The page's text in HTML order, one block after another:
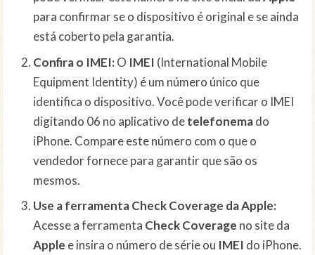
para confirmar se o dispositivo é original e se ainda
está coberto pela garantia.
Confira o IMEI:O IMEI (International Mobile
Equipment Identity) é um número único que
identifica o dispositivo. Você pode verificar o IMEI
digitando 06 no aplicativo detelefonemado
iPhone. Compare este número com o que o
vendedor fornece para garantir que são os
mesmos.
Use a ferramenta Check Coverage da Apple:
Acesse a ferramenta Check Coverage no site da
Apple e insira o número de série ou IMEI do iPhone.